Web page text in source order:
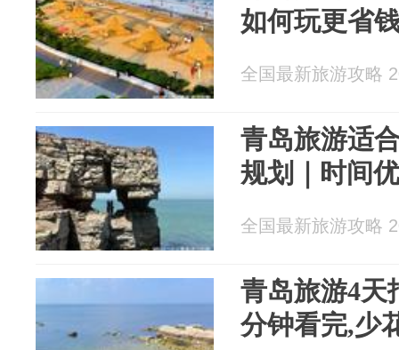
如何玩更省
全国最新旅游攻略
青岛旅游适
规划｜时间
全国最新旅游攻略
青岛旅游4天
分钟看完,少